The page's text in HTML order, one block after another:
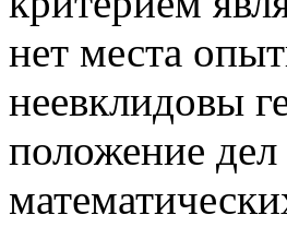
нет места
неевклидовы
положение